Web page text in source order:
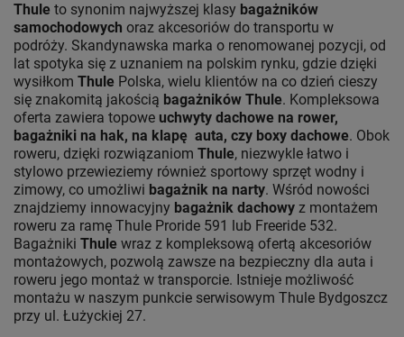
Thule to synonim najwyższej klasy bagażników
samochodowych oraz akcesoriów do transportu w
podróży. Skandynawska marka o renomowanej pozycji, od
lat spotyka się z uznaniem na polskim rynku, gdzie dzięki
wysiłkom Thule Polska, wielu klientów na co dzień cieszy
się znakomitą jakością bagażników Thule. Kompleksowa
oferta zawiera topowe uchwyty dachowe na rower,
bagażniki na hak, na klapę auta, czy boxy dachowe. Obok
roweru, dzięki rozwiązaniom Thule, niezwykle łatwo i
stylowo przewieziemy również sportowy sprzęt wodny i
zimowy, co umożliwi bagażnik na narty. Wśród nowości
znajdziemy innowacyjny bagażnik dachowy z montażem
roweru za ramę Thule Proride 591 lub Freeride 532.
Bagażniki Thule wraz z kompleksową ofertą akcesoriów
montażowych, pozwolą zawsze na bezpieczny dla auta i
roweru jego montaż w transporcie. Istnieje możliwość
montażu w naszym punkcie serwisowym Thule Bydgoszcz
przy ul. Łużyckiej 27.